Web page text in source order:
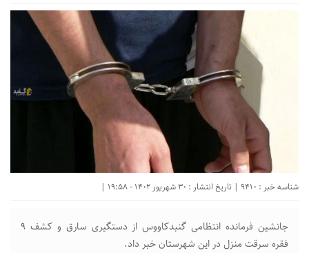
شناسه خبر : 9410 | تاریخ انتشار : 30 شهریور 1402 - 19:58 |
جانشين فرمانده انتظامی گنبدكاووس از دستگیری سارق و کشف ۹
فقره سرقت منزل در این شهرستان خبر داد.